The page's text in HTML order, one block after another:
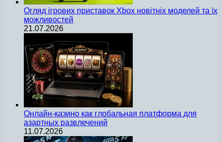
Огляд ігрових приставок Xbox новітніх моделей та їх
можливостей
21.07.2026
Онлайн-казино как глобальная платформа для
азартных развлечений
11.07.2026